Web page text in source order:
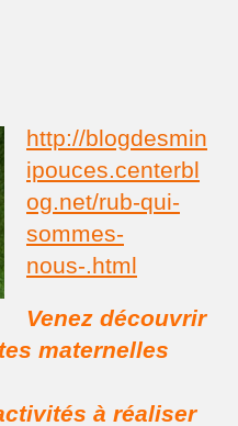
http://blogdesmin
ipouces.centerbl
og.net/rub-qui-
sommes-
nous-.html
Venez découvrir
maternelles
à réaliser